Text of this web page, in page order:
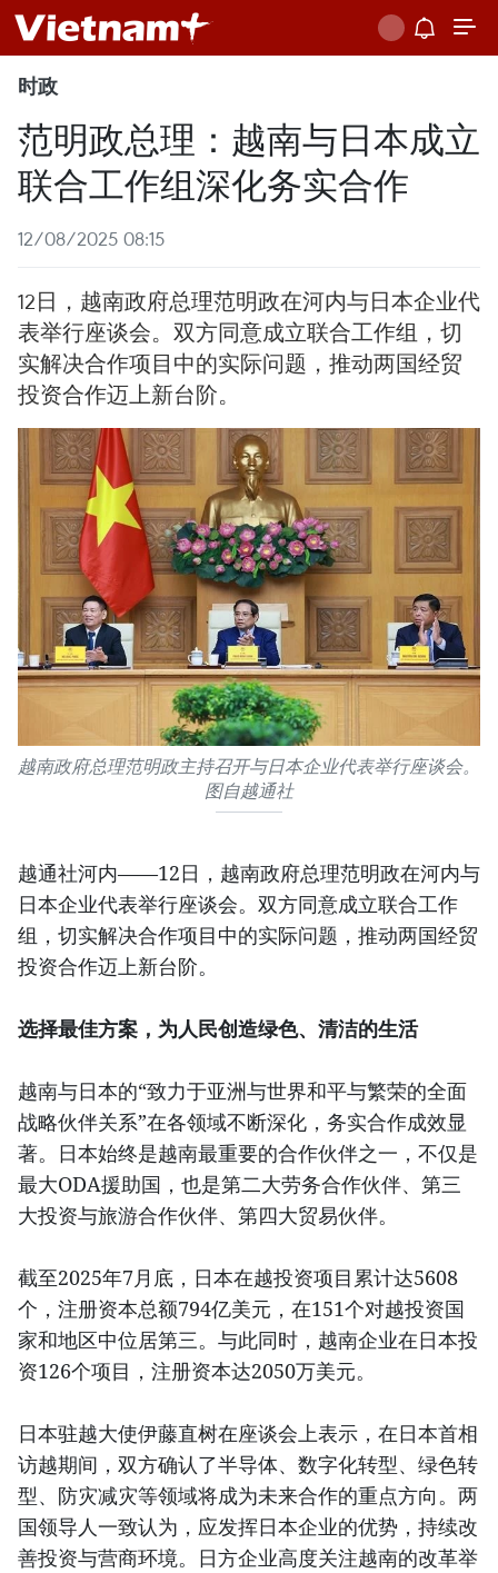
时政
范明政总理：越南与日本成立
联合工作组深化务实合作
12/08/2025 08:15
12日，越南政府总理范明政在河内与日本企业代
表举行座谈会。双方同意成立联合工作组，切
实解决合作项目中的实际问题，推动两国经贸
投资合作迈上新台阶。
越南政府总理范明政主持召开与日本企业代表举行座谈会。
图自越通社
越通社河内——12日，越南政府总理范明政在河内与
日本企业代表举行座谈会。双方同意成立联合工作
组，切实解决合作项目中的实际问题，推动两国经贸
投资合作迈上新台阶。
选择最佳方案，为人民创造绿色、清洁的生活
越南与日本的“致力于亚洲与世界和平与繁荣的全面
战略伙伴关系”在各领域不断深化，务实合作成效显
著。日本始终是越南最重要的合作伙伴之一，不仅是
最大ODA援助国，也是第二大劳务合作伙伴、第三
大投资与旅游合作伙伴、第四大贸易伙伴。
截至2025年7月底，日本在越投资项目累计达5608
个，注册资本总额794亿美元，在151个对越投资国
家和地区中位居第三。与此同时，越南企业在日本投
资126个项目，注册资本达2050万美元。
日本驻越大使伊藤直树在座谈会上表示，在日本首相
访越期间，双方确认了半导体、数字化转型、绿色转
型、防灾减灾等领域将成为未来合作的重点方向。两
国领导人一致认为，应发挥日本企业的优势，持续改
善投资与营商环境。日方企业高度关注越南的改革举